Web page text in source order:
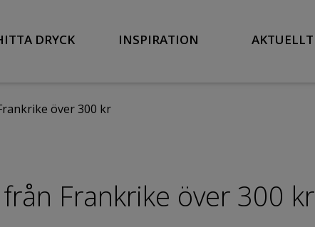
DRYCK INSPIRATION AKTUELLT
över 300 kr
Frankrike över 300 kr